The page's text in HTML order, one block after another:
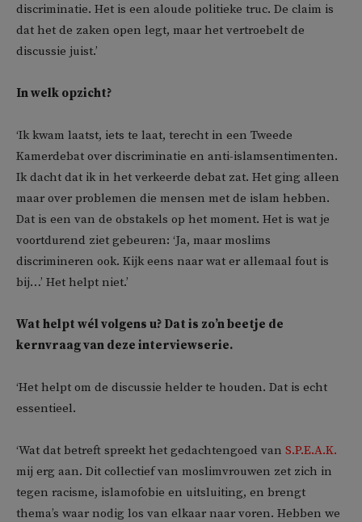
discriminatie. Het is een aloude politieke truc. De claim is
dat het de zaken open legt, maar het vertroebelt de
discussie juist.’
In welk opzicht?
‘Ik kwam laatst, iets te laat, terecht in een Tweede
Kamerdebat over discriminatie en anti-islamsentimenten.
Ik dacht dat ik in het verkeerde debat zat. Het ging alleen
maar over problemen die mensen met de islam hebben.
Dat is een van de obstakels op het moment. Het is wat je
voortdurend ziet gebeuren: ‘Ja, maar moslims
discrimineren ook. Kijk eens naar wat er allemaal fout is
bij…’ Het helpt niet.’
Wat helpt wél volgens u? Dat is zo’n beetje de
kernvraag van deze interviewserie.
‘Het helpt om de discussie helder te houden. Dat is echt
essentieel.
‘Wat dat betreft spreekt het gedachtengoed van S.P.E.A.K.
mij erg aan. Dit collectief van moslimvrouwen zet zich in
tegen racisme, islamofobie en uitsluiting, en brengt
thema’s waar nodig los van elkaar naar voren. Hebben we